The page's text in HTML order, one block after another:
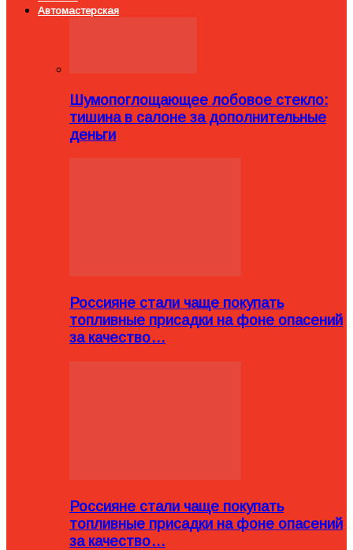
Автомастерская
Шумопоглощающее лобовое стекло:
тишина в салоне за дополнительные
деньги
Россияне стали чаще покупать
топливные присадки на фоне опасений
за качество…
Россияне стали чаще покупать
топливные присадки на фоне опасений
за качество…